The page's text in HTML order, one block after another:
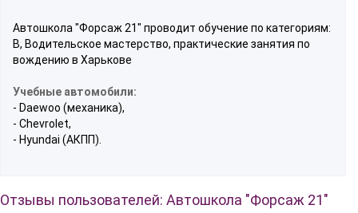
Автошкола "Форсаж 21" проводит обучение по категориям:
B, Водительское мастерство, практические занятия по
вождению в Харькове
Учебные автомобили:
- Daewoo (механика),
- Chevrolet,
- Hyundai (АКПП).
Отзывы пользователей: Автошкола "Форсаж 21"